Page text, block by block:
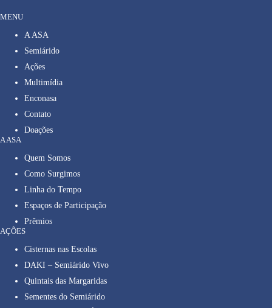
MENU
A ASA
Semiárido
Ações
Multimídia
Enconasa
Contato
Doações
A ASA
Quem Somos
Como Surgimos
Linha do Tempo
Espaços de Participação
Prêmios
AÇÕES
Cisternas nas Escolas
DAKI – Semiárido Vivo
Quintais das Margaridas
Sementes do Semiárido